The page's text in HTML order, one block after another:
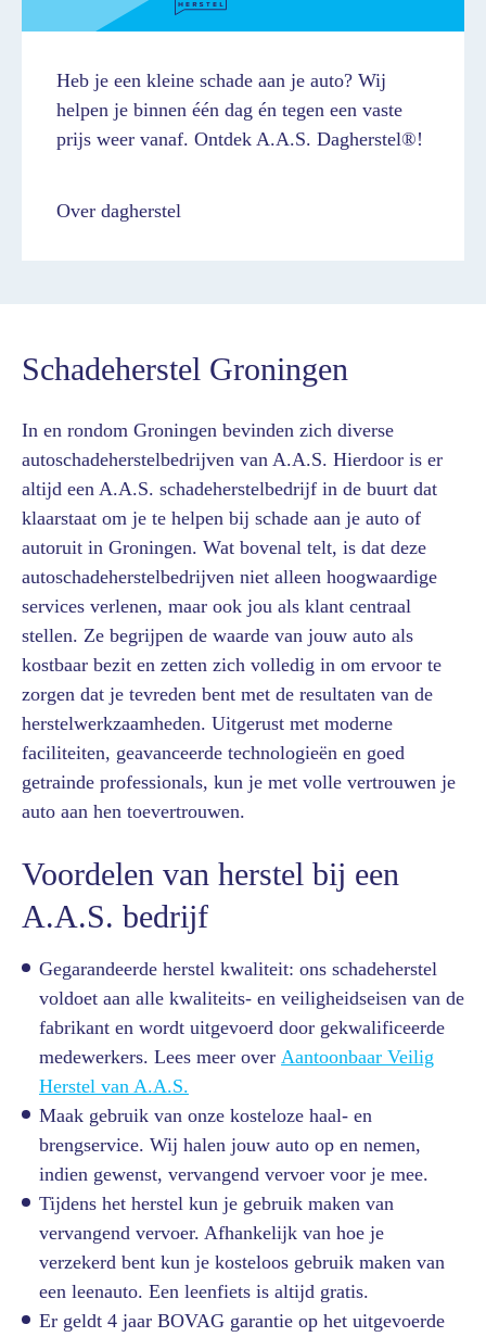
Heb je een kleine schade aan je auto? Wij
helpen je binnen één dag én tegen een vaste
prijs weer vanaf. Ontdek A.A.S. Dagherstel®!
Over dagherstel
Schadeherstel Groningen
In en rondom Groningen bevinden zich diverse
autoschadeherstelbedrijven van A.A.S. Hierdoor is er
altijd een A.A.S. schadeherstelbedrijf in de buurt dat
klaarstaat om je te helpen bij schade aan je auto of
autoruit in Groningen. Wat bovenal telt, is dat deze
autoschadeherstelbedrijven niet alleen hoogwaardige
services verlenen, maar ook jou als klant centraal
stellen. Ze begrijpen de waarde van jouw auto als
kostbaar bezit en zetten zich volledig in om ervoor te
zorgen dat je tevreden bent met de resultaten van de
herstelwerkzaamheden. Uitgerust met moderne
faciliteiten, geavanceerde technologieën en goed
getrainde professionals, kun je met volle vertrouwen je
auto aan hen toevertrouwen.
Voordelen van herstel bij een
A.A.S. bedrijf
Gegarandeerde herstel kwaliteit: ons schadeherstel
voldoet aan alle kwaliteits- en veiligheidseisen van de
fabrikant en wordt uitgevoerd door gekwalificeerde
medewerkers. Lees meer over Aantoonbaar Veilig
Herstel van A.A.S.
Maak gebruik van onze kosteloze haal- en
brengservice. Wij halen jouw auto op en nemen,
indien gewenst, vervangend vervoer voor je mee.
Tijdens het herstel kun je gebruik maken van
vervangend vervoer. Afhankelijk van hoe je
verzekerd bent kun je kosteloos gebruik maken van
een leenauto. Een leenfiets is altijd gratis.
Er geldt 4 jaar BOVAG garantie op het uitgevoerde